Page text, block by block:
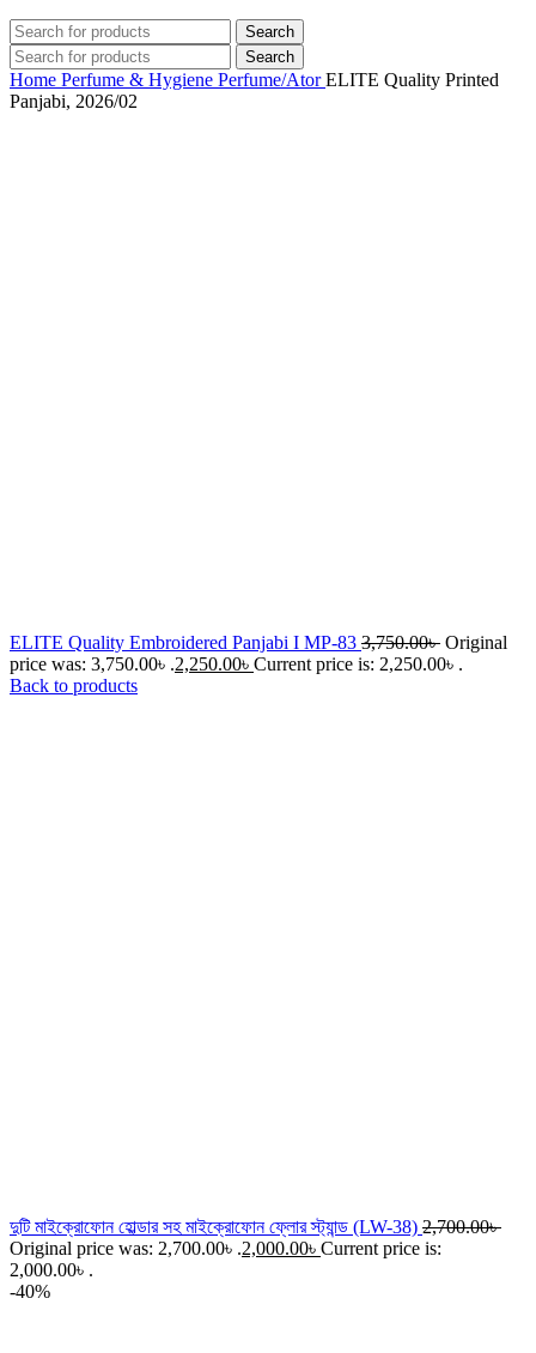
Search
Search
Home Perfume & Hygiene Perfume/AtorELITE Quality Printed
Panjabi, 2026/02
ELITE Quality Embroidered Panjabi I MP-83 3,750.00৳ Original
price was: 3,750.00৳ .2,250.00৳ Current price is: 2,250.00৳ .
Back to products
দুটি মাইক্রোফোন হোল্ডার সহ মাইক্রোফোন ফ্লোর স্ট্যান্ড (LW-38) 2,700.00৳
Original price was: 2,700.00৳ .2,000.00৳ Current price is:
2,000.00৳ .
-40%